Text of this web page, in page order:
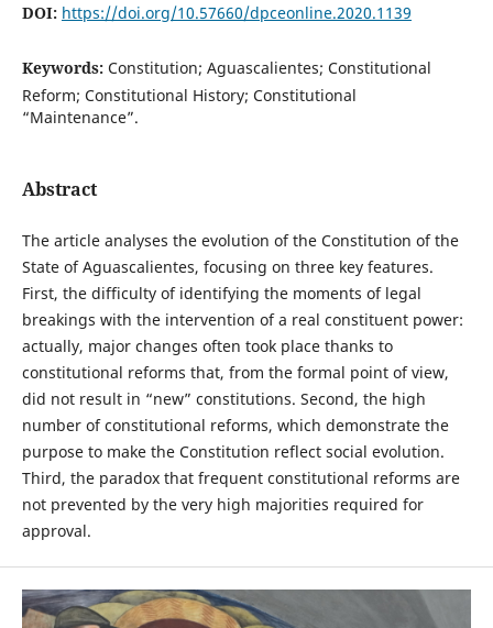
DOI: https://doi.org/10.57660/dpceonline.2020.1139
Keywords: Constitution; Aguascalientes; Constitutional
Reform; Constitutional History; Constitutional
“Maintenance”.
Abstract
The article analyses the evolution of the Constitution of the
State of Aguascalientes, focusing on three key features.
First, the difficulty of identifying the moments of legal
breakings with the intervention of a real constituent power:
actually, major changes often took place thanks to
constitutional reforms that, from the formal point of view,
did not result in “new” constitutions. Second, the high
number of constitutional reforms, which demonstrate the
purpose to make the Constitution reflect social evolution.
Third, the paradox that frequent constitutional reforms are
not prevented by the very high majorities required for
approval.